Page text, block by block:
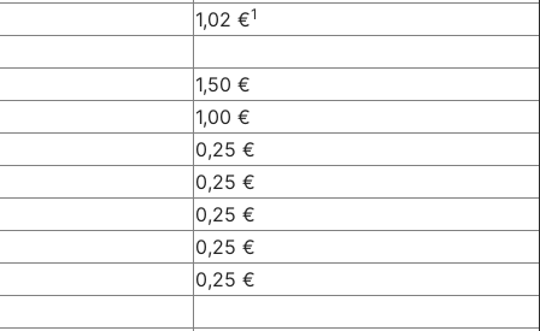
1,02 €1
1,50 €
1,00 €
0,25 €
0,25 €
0,25 €
0,25 €
0,25 €